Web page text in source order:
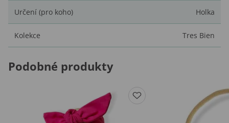
Určení (pro koho) Holka
Kolekce Tres Bien
Podobné produkty